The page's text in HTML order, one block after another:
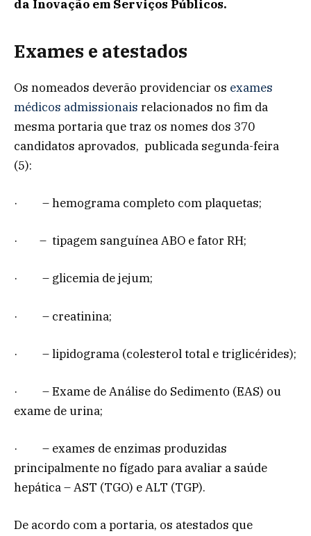
da Inovação em Serviços Públicos.
Exames e atestados
Os nomeados deverão providenciar os exames
médicos admissionais relacionados no fim da
mesma portaria que traz os nomes dos 370
candidatos aprovados, publicada segunda-feira
(5):
· – hemograma completo com plaquetas;
· – tipagem sanguínea ABO e fator RH;
· – glicemia de jejum;
· – creatinina;
· – lipidograma (colesterol total e triglicérides);
· – Exame de Análise do Sedimento (EAS) ou
exame de urina;
· – exames de enzimas produzidas
principalmente no fígado para avaliar a saúde
hepática – AST (TGO) e ALT (TGP).
De acordo com a portaria, os atestados que